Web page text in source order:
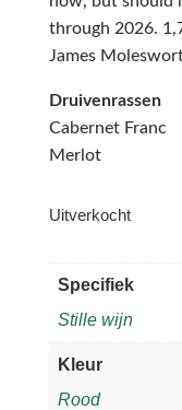
through 2026.
James
Druivenrassen
Cabernet Franc
Merlot
Uitverkocht
Specifiek
Stille wijn
Kleur
Rood